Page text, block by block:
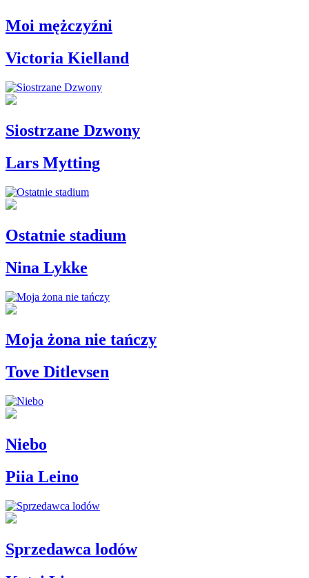
Moi mężczyźni
Victoria Kielland
Siostrzane Dzwony
Lars Mytting
Ostatnie stadium
Nina Lykke
Moja żona nie tańczy
Tove Ditlevsen
Niebo
Piia Leino
Sprzedawca lodów